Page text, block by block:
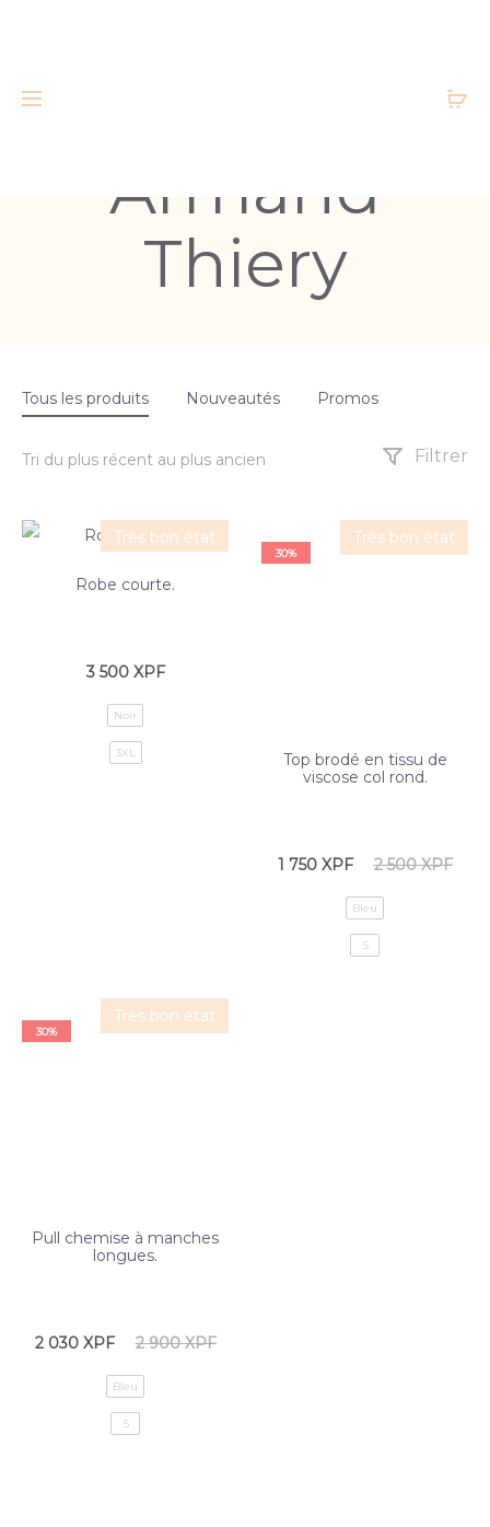
Armand
Thiery
Tous les produits Nouveautés Promos
Filtrer
Très bon état
Robe courte.
3 500 XPF
Noir
3XL
Très bon état
30%
Top brodé en tissu de
viscose col rond.
2 500XPF
1 750 XPF
Bleu
S
Très bon état
30%
Pull chemise à manches
longues.
2 900XPF
2 030 XPF
Bleu
S